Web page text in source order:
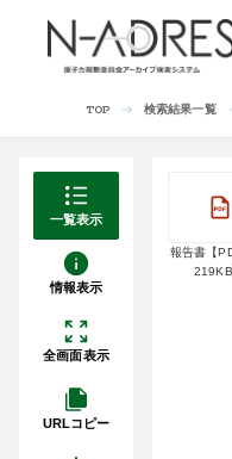
TOP 検索結果一覧
一覧表示
情報表示
全画面表示
URLコピー
報告書【
219KB